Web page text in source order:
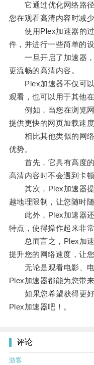
它通过优化网络路径
您在观看高清内容时减
使用Plex加速器的过
件，并进行一些简单的设
一旦开启了加速器，
更流畅的高清内容。
Plex加速器不仅可以
观看，也可以用于其他
例如，当您在浏览网
提供更快的网页加载速
相比其他类似的网络
优势。
首先，它具有高度的
高清内容时不会遇到卡
其次，Plex加速器提
越地理限制，让您随时
此外，Plex加速器还
特点，使得操作起来非常
总而言之，Plex加速
提升您的网络速度，让
无论是观看电影、电
Plex加速器都能为您带
如果您希望获得更好
Plex加速器吧！。
评论
游客